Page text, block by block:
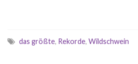
das größte, Rekorde, Wildschwein